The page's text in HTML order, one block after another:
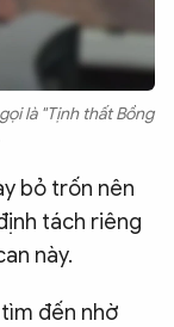
là "Tịnh thất Bồng
bỏ trốn nên
tách riêng
này.
tìm đến nhờ